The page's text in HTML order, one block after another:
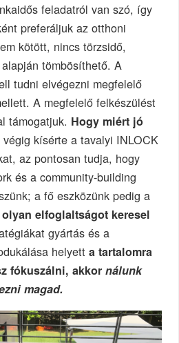
feladatról van szó, így
preferáljuk az otthoni
kötött, nincs törzsidő,
tömbösíthető. A
tudni elvégezni megfelelő
A megfelelő felkészülést
támogatjuk. Hogy miért jó
végig kísérte a tavalyi INLOCK
az pontosan tudja, hogy
és a community-building
a fő eszközünk pedig a
olyan elfoglaltságot keresel
gyártás és a
helyett a tartalomra
fókuszálni, akkornálunk
magad.